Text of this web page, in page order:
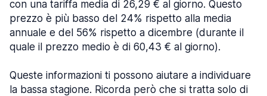
con una tariffa media di 26,29 € al giorno. Questo
prezzo è più basso del 24% rispetto alla media
annuale e del 56% rispetto a dicembre (durante il
quale il prezzo medio è di 60,43 € al giorno).
Queste informazioni ti possono aiutare a individuare
la bassa stagione. Ricorda però che si tratta solo di